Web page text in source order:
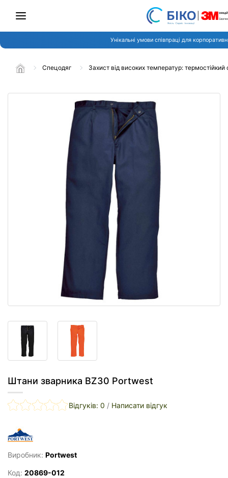
Унікальні умови співпраці для
Спецодяг Захист від високих температур: термостійкий
Штани зварника BZ30 Portwest
Відгуків: 0 / Написати відгук
Виробник: Portwest
Код: 20869-012